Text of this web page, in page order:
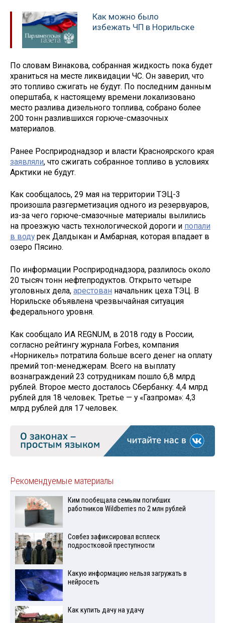
Как можно было
избежать ЧП в Норильске
По словам Винакова, собранная жидкость пока будет
храниться на месте ликвидации ЧС. Он заверил, что
это топливо сжигать не будут. По последним данным
оперштаба, к настоящему времени локализовано
место разлива дизельного топлива, собрано более
200 тонн разлившихся горюче-смазочных
материалов.
Ранее Росприроднадзор и власти Красноярского края
заявляли, что сжигать собранное топливо в условиях
Арктики не будут.
Как сообщалось, 29 мая на территории ТЭЦ-3
произошла разгерметизация одного из резервуаров,
из-за чего горюче-смазочные материалы вылились
на проезжую часть технологической дороги и попали
в воду рек Далдыкан и Амбарная, которая впадает в
озеро Пясино.
По информации Росприроднадзора, разлилось около
20 тысяч тонн нефтепродуктов. Открыто четыре
уголовных дела, арестован начальник цеха ТЭЦ. В
Норильске объявлена чрезвычайная ситуация
федерального уровня.
Как сообщало ИА REGNUM, в 2018 году в России,
согласно рейтингу журнала Forbes, компания
«Норникель» потратила больше всего денег на оплату
премий топ-менеджерам. Всего на выплату
вознаграждений 23 сотрудникам пошло 6,8 млрд
рублей. Второе место досталось Сбербанку: 4,4 млрд
рублей для 18 человек. Третье — у «Газпрома»: 4,3
млрд рублей для 17 человек.
Рекомендуемые материалы
Ким пообещала семьям погибших
работников Wildberries по 2 млн рублей
Совбез зафиксировал всплеск
подростковой преступности
Какую информацию нельзя загружать в
нейросеть
Как купить дачу на удачу